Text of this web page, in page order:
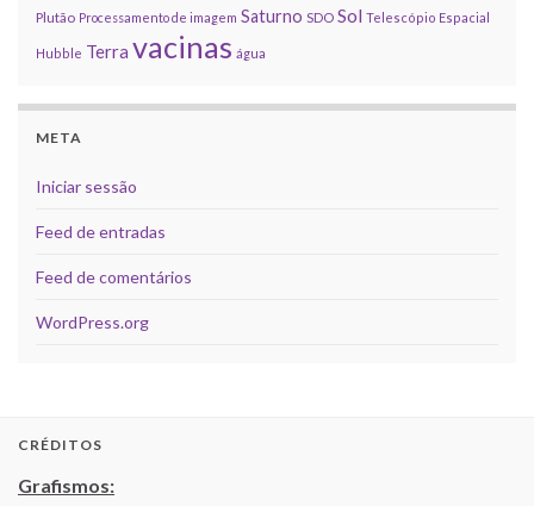
Plutão Processamento de imagem Saturno SDO Sol Telescópio Espacial
Hubble Terra vacinas água
META
Iniciar sessão
Feed de entradas
Feed de comentários
WordPress.org
CRÉDITOS
Grafismos: